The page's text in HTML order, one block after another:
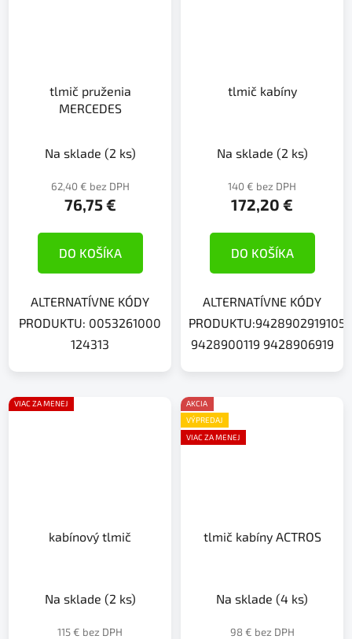
tlmič pruženia
MERCEDES
Na sklade (2 ks)
62,40 € bez DPH
76,75 €
DO KOŠÍKA
ALTERNATÍVNE KÓDY
PRODUKTU: 0053261000
124313
tlmič kabíny
Na sklade (2 ks)
140 € bez DPH
172,20 €
DO KOŠÍKA
ALTERNATÍVNE KÓDY
9428900119 9428906919
VIAC ZA MENEJ
kabínový tlmič
Na sklade (2 ks)
115 € bez DPH
AKCIA
VÝPREDAJ
VIAC ZA MENEJ
tlmič kabíny ACTROS
Na sklade (4 ks)
98 € bez DPH